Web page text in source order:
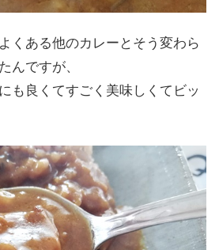
くある他のカレーとそう変わら
んですが、
も良くてすごく美味しくてビッ